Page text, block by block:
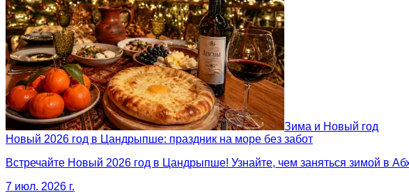
Зима и Новый год
Новый 2026 год в Цандрыпше: праздник на море без забот
Встречайте Новый 2026 год в Цандрыпше! Узнайте, чем заняться зимой в
7 июл. 2026 г.